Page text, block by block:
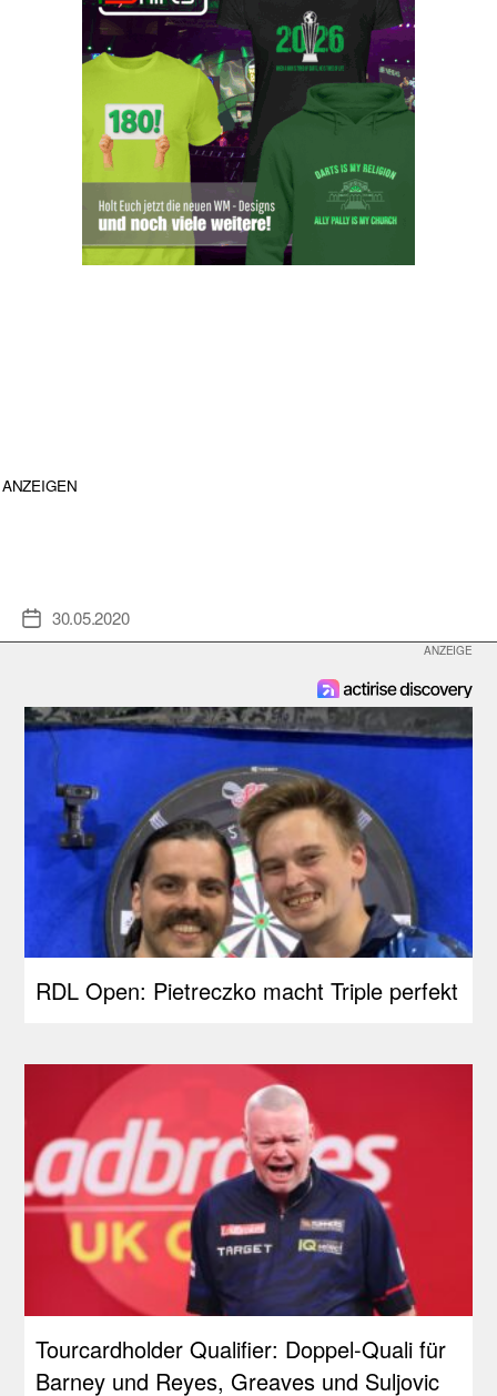
ANZEIGEN
Veröffentlichungsdatum
30.05.2020
RDL Open: Pietreczko macht Triple perfekt
Tourcardholder Qualifier: Doppel-Quali für
Barney und Reyes, Greaves und Suljovic